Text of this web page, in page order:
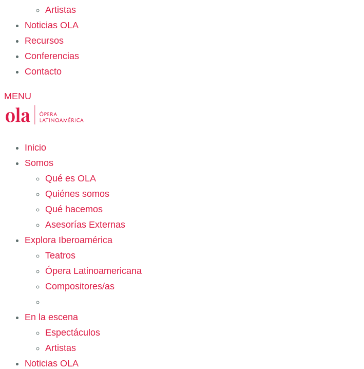
Artistas
Noticias OLA
Recursos
Conferencias
Contacto
MENU
Inicio
Somos
Qué es OLA
Quiénes somos
Qué hacemos
Asesorías Externas
Explora Iberoamérica
Teatros
Ópera Latinoamericana
Compositores/as
En la escena
Espectáculos
Artistas
Noticias OLA